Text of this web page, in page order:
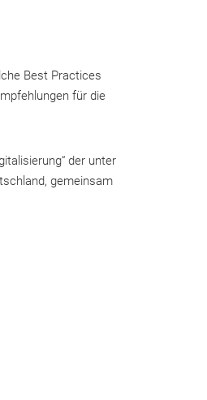
Best Practices
für die
der unter
gemeinsam